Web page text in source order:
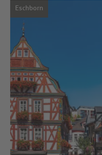
Eschborn